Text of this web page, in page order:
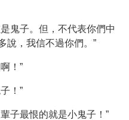
鬼子。但，不代表你們中
說，我信不過你們。”
！”
！”
子最恨的就是小鬼子！”